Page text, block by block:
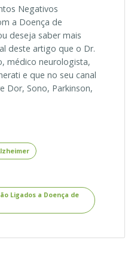
Negativos
a Doença de
deseja saber mais
deste artigo que o Dr.
médico neurologista,
e que no seu canal
Dor, Sono, Parkinson,
Ligados a Doença de